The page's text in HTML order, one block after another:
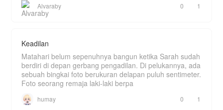
Alvaraby 0 1
Keadilan
Matahari belum sepenuhnya bangun ketika Sarah sudah
berdiri di depan gerbang pengadilan. Di pelukannya, ada
sebuah bingkai foto berukuran delapan puluh sentimeter.
Foto seorang remaja laki-laki berpa
humay 0 1